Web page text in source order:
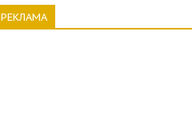
РЕКЛАМА